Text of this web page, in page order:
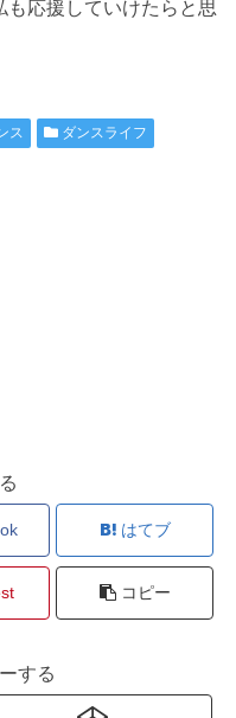
も応援していけたらと思
ス ダンスライフ
はてブ
コピー
する